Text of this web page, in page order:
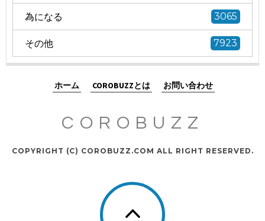
為になる 3065
その他 7923
ホーム COROBUZZとは お問い合わせ
COROBUZZ
COPYRIGHT (C) COROBUZZ.COM ALL RIGHT RESERVED.